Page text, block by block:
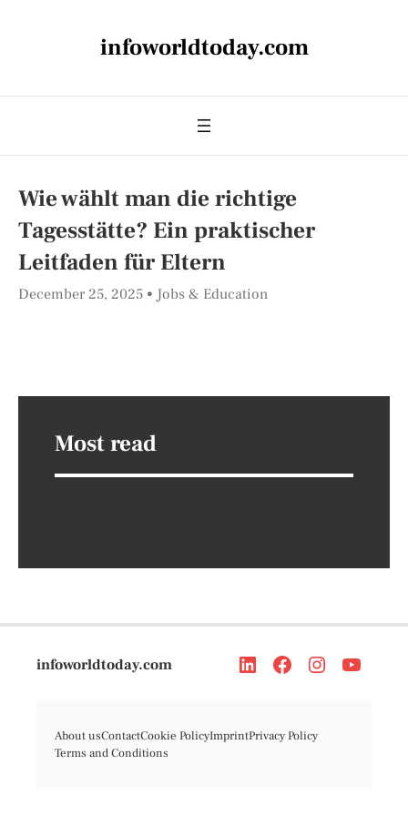
infoworldtoday.com
Wie wählt man die richtige
Tagesstätte? Ein praktischer
Leitfaden für Eltern
December 25, 2025 Jobs & Education
Most read
infoworldtoday.com
About usContactCookie PolicyImprintPrivacy Policy
Terms and Conditions